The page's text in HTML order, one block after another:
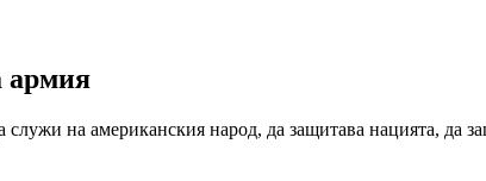
армия
служи на американския народ, да защитава нацията,